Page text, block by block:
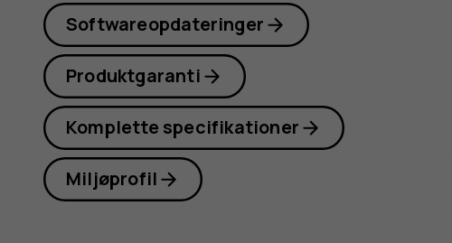
Softwareopdateringer
Produktgaranti
Komplette specifikationer
Miljøprofil